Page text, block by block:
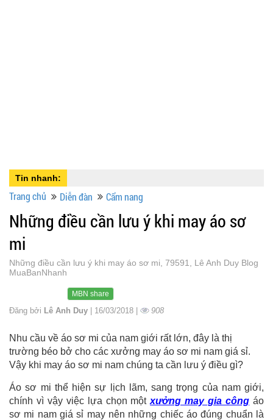
Tin nhanh:
Trang chủ Diễn đàn Cẩm nang
Những điều cần lưu ý khi may áo sơ
mi
Những điều cần lưu ý khi may áo sơ mi, 79591, Lê Anh Duy Blog
MuaBanNhanh
MBN share
Đăng bởi Lê Anh Duy | 16/03/2018 | 908
Nhu cầu về áo sơ mi của nam giới rất lớn, đây là thị
trường béo bở cho các xưởng may áo sơ mi nam giá sỉ.
Vậy khi may áo sơ mi nam chúng ta cần lưu ý điều gì?
Áo sơ mi thể hiện sự lịch lãm, sang trọng của nam giới,
chính vì vậy việc lựa chọn mộtxưởng may gia công áo
sơ mi nam giá sỉ may nên những chiếc áo đúng chuẩn là